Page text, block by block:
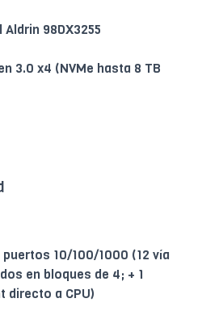
Aldrin 98DX3255
3.0 x4 (NVMe hasta 8 TB
puertos 10/100/1000 (12 vía
en bloques de 4; + 1
directo a CPU)